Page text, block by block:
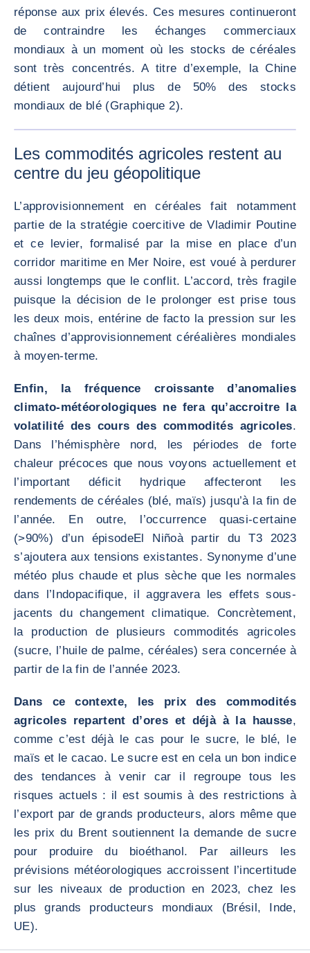
réponse aux prix élevés. Ces mesures continueront
de contraindre les échanges commerciaux
mondiaux à un moment où les stocks de céréales
sont très concentrés. A titre d’exemple, la Chine
détient aujourd’hui plus de 50% des stocks
mondiaux de blé (Graphique 2).
Les commodités agricoles restent au
centre du jeu géopolitique
L’approvisionnement en céréales fait notamment
partie de la stratégie coercitive de Vladimir Poutine
et ce levier, formalisé par la mise en place d’un
corridor maritime en Mer Noire, est voué à perdurer
aussi longtemps que le conflit. L’accord, très fragile
puisque la décision de le prolonger est prise tous
les deux mois, entérine de facto la pression sur les
chaînes d’approvisionnement céréalières mondiales
à moyen-terme.
Enfin, la fréquence croissante d’anomalies
climato-météorologiques ne fera qu’accroitre la
volatilité des cours des commodités agricoles.
Dans l’hémisphère nord, les périodes de forte
chaleur précoces que nous voyons actuellement et
l’important déficit hydrique affecteront les
rendements de céréales (blé, maïs) jusqu’à la fin de
l’année. En outre, l’occurrence quasi-certaine
(>90%) d’un épisodeEl Niñoà partir du T3 2023
s’ajoutera aux tensions existantes. Synonyme d’une
météo plus chaude et plus sèche que les normales
dans l’Indopacifique, il aggravera les effets sous-
jacents du changement climatique. Concrètement,
la production de plusieurs commodités agricoles
(sucre, l’huile de palme, céréales) sera concernée à
partir de la fin de l’année 2023.
Dans ce contexte, les prix des commodités
agricoles repartent d’ores et déjà à la hausse,
comme c’est déjà le cas pour le sucre, le blé, le
maïs et le cacao. Le sucre est en cela un bon indice
des tendances à venir car il regroupe tous les
risques actuels : il est soumis à des restrictions à
l’export par de grands producteurs, alors même que
les prix du Brent soutiennent la demande de sucre
pour produire du bioéthanol. Par ailleurs les
prévisions météorologiques accroissent l’incertitude
sur les niveaux de production en 2023, chez les
plus grands producteurs mondiaux (Brésil, Inde,
UE).